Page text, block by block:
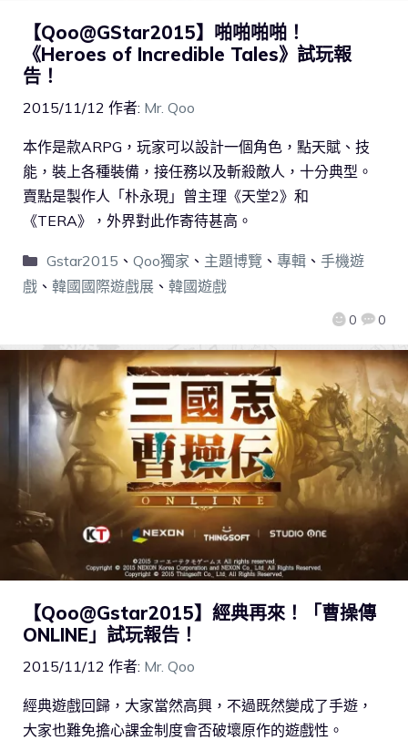
【Qoo@GStar2015】啪啪啪啪！
《Heroes of Incredible Tales》試玩報
告！
2015/11/12 作者: Mr. Qoo
0 0
本作是款ARPG，玩家可以設計一個角色，點天賦、技
能，裝上各種裝備，接任務以及斬殺敵人，十分典型。
賣點是製作人「朴永現」曾主理《天堂2》和
《TERA》，外界對此作寄待甚高。
Gstar2015 、 Qoo獨家 、 主題博覽 、 專輯、 手機遊
戲 、 韓國國際遊戲展 、 韓國遊戲
【‪Qoo@Gstar2015‬】經典再來！「曹操傳
ONLINE」試玩報告！
2015/11/12 作者: Mr. Qoo
經典遊戲回歸，大家當然高興，不過既然變成了手遊，
大家也難免擔心課金制度會否破壞原作的遊戲性。